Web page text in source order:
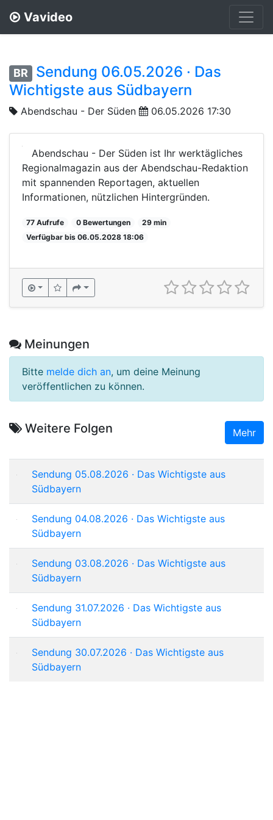
Vavideo
BR
Sendung 06.05.2026 · Das
Wichtigste aus Südbayern
Abendschau - Der Süden 06.05.2026 17:30
Abendschau - Der Süden ist Ihr werktägliches
Regionalmagazin aus der Abendschau-Redaktion
mit spannenden Reportagen, aktuellen
Informationen, nützlichen Hintergründen.
77 Aufrufe 0 Bewertungen
29 min
Verfügbar bis 06.05.2028 18:06
Meinungen
Bitte melde dich an, um deine Meinung
veröffentlichen zu können.
Weitere Folgen Mehr
Sendung 05.08.2026 · Das Wichtigste aus
Südbayern
Sendung 04.08.2026 · Das Wichtigste aus
Südbayern
Sendung 03.08.2026 · Das Wichtigste aus
Südbayern
Sendung 31.07.2026 · Das Wichtigste aus
Südbayern
Sendung 30.07.2026 · Das Wichtigste aus
Südbayern